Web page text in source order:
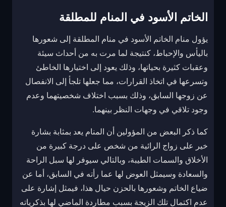
الخاتم الأسود في المنام للمطلقة
يؤول منام الخاتم الأسود في منام المطلقة إلى شعورها
باليأس والإحباط، كنتيجة لما مرت به من أحداث سيئة
وعقبات كثيرة بحياتها، وذلك يعود إلى اختيارها الخاطئ
وتسرعها في اتخاذ القرارات، مما جعلها تلجأ إلى الانفصال
عن زوجها السابق، وذلك بسبب اختلاف شخصيتهما وعدم
وجود تلاقي في وجهات النظر بينهما.
كما ذكر البعض من المؤولين أن المنام يعد بمثابة بشارة
خير على زواج الرائية من شخص على درجة كبيرة من
الأخلاق والسمات الطيبة، وبالتالي سيوفر لها سبل الراحة
والسعادة وسيمثل العوض لها عما رأته في السابق، أما عن
ضياع الخاتم وشعورها بالحزن حيال هذا، فيمثل إشارة على
عدم اكتمال تلك الزيجة بسبب مطاردة الماضي لها بذكرياته